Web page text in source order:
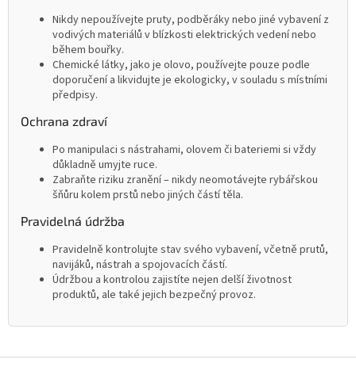
Nikdy nepoužívejte pruty, podběráky nebo jiné vybavení z
vodivých materiálů v blízkosti elektrických vedení nebo
během bouřky.
Chemické látky, jako je olovo, používejte pouze podle
doporučení a likvidujte je ekologicky, v souladu s místními
předpisy.
Ochrana zdraví
Po manipulaci s nástrahami, olovem či bateriemi si vždy
důkladně umyjte ruce.
Zabraňte riziku zranění – nikdy neomotávejte rybářskou
šňůru kolem prstů nebo jiných částí těla.
Pravidelná údržba
Pravidelně kontrolujte stav svého vybavení, včetně prutů,
navijáků, nástrah a spojovacích částí.
Údržbou a kontrolou zajistíte nejen delší životnost
produktů, ale také jejich bezpečný provoz.